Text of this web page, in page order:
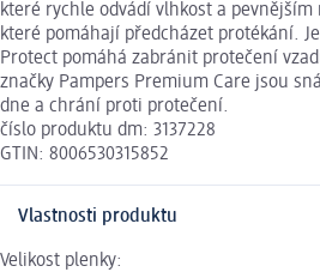
které rychle odvádí vlhkost a
které pomáhají předcházet protékání.
Protect pomáhá zabránit protečení
značky Pampers Premium Care jsou
dne a chrání proti protečení.
číslo produktu dm: 3137228
GTIN: 8006530315852
Vlastnosti produktu
Velikost plenky: